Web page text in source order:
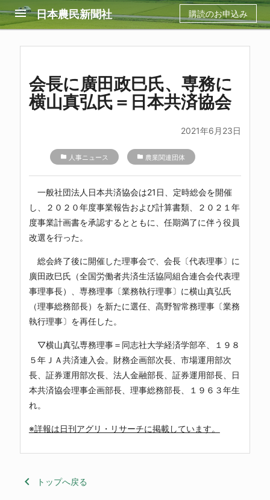
menu 日本農民新聞社 購読のお申込み
会長に廣田政巳氏、専務に
横山真弘氏＝日本共済協会
2021年6月23日
folder 人事ニュース folder 農業関連団体
一般社団法人日本共済協会は21日、定時総会を開催
し、２０２０年度事業報告および計算書類、２０２１年
度事業計画書を承認するとともに、任期満了に伴う役員
改選を行った。
総会終了後に開催した理事会で、会長〔代表理事〕に
廣田政巳氏（全国労働者共済生活協同組合連合会代表理
事理事長）、専務理事〔業務執行理事〕に横山真弘氏
（理事総務部長）を新たに選任、高野智常務理事〔業務
執行理事〕を再任した。
▽横山真弘専務理事＝同志社大学経済学部卒、１９８
５年ＪＡ共済連入会。財務企画部次長、市場運用部次
長、証券運用部次長、法人金融部長、証券運用部長、日
本共済協会理事企画部長、理事総務部長、１９６３年生
れ。
※詳報は日刊アグリ・リサーチに掲載しています。
keyboard_arrow_left トップへ戻る